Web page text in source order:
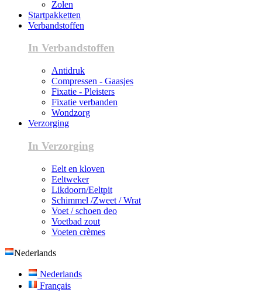
Zolen
Startpakketten
Verbandstoffen
In Verbandstoffen
Antidruk
Compressen - Gaasjes
Fixatie - Pleisters
Fixatie verbanden
Wondzorg
Verzorging
In Verzorging
Eelt en kloven
Eeltweker
Likdoorn/Eeltpit
Schimmel /Zweet / Wrat
Voet / schoen deo
Voetbad zout
Voeten crèmes
Nederlands
Nederlands
Français